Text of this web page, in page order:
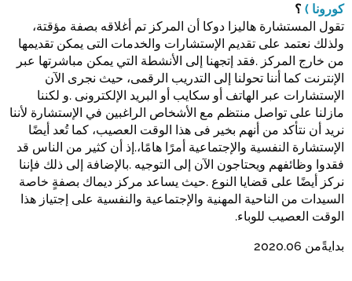
كورونا ) ؟
تقول المستشارة هاليزا دوكا أن المركز تم أغلاقه بصفة مؤقتة،
ولذلك نعتمد على تقديم الإستشارات والخدمات التى يمكن تقديمها
من خارج المركز .فقد إتجهنا إلى الأنشطة التي يمكن مباشرتها عبر
الإنترنت كما أننا تحولنا إلى التدريب الرقمى، حيث نجرى الآن
الإستشارات عبر الهاتف أو سكايب أو البريد الإلكترونى .و لكننا
مازلنا على تواصل منتظم مع الأشخاص الراغبين في الإستشارة لأننا
نريد أن نتأكد من أنهم بخير فى هذا الوقت العصيب، كما تُعد أيضًا
الإستشارة النفسية والإجتماعية أمرًا هامًا،.إذ أن كثير من الناس قد
فقدوا وظائفهم ويحتاجون الآن إلى التوجيه .بالإضافة إلى ذلك فإننا
نركز أيضًا على قضايا النوع .حيث يساعد مركز ديماك بصفةٍ خاصة
السيدات من الناحية المهنية والإجتماعية والنفسية على إجتياز هذا
الوقت العصيب للوباء.
بدايةًمن 2020.06